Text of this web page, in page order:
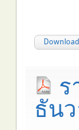
Download
ร
ธัน